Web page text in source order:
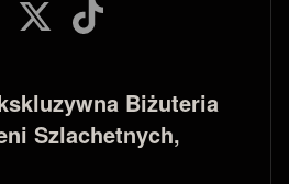
Biżuteria
Szlachetnych,